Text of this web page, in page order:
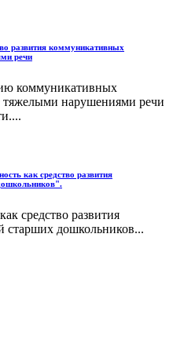
развития коммуникативных
речи
коммуникативных
тяжелыми нарушениями речи
как средство развития
средство развития
старших дошкольников...